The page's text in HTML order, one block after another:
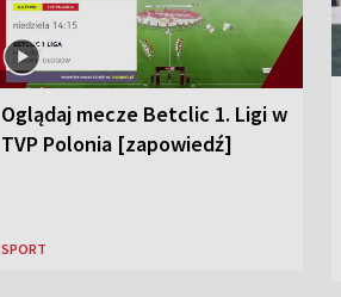
Oglądaj mecze Betclic 1. Ligi w
TVP Polonia [zapowiedź]
SPORT